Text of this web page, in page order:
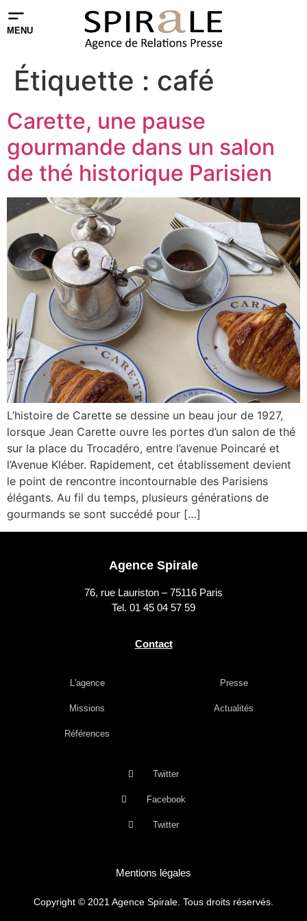
MENU
Étiquette : café
Carette, une pause
gourmande dans un salon
de thé historique Parisien
L’histoire de Carette se dessine un beau jour de 1927,
lorsque Jean Carette ouvre les portes d’un salon de thé
sur la place du Trocadéro, entre l’avenue Poincaré et
l’Avenue Kléber. Rapidement, cet établissement devient
le point de rencontre incontournable des Parisiens
élégants. Au fil du temps, plusieurs générations de
gourmands se sont succédé pour […]
Agence Spirale
76, rue Lauriston – 75116 Paris
Tel. 01 45 04 57 59
Contact
L'agence
Missions
Références
Presse
Actualités
Twitter
Facebook
Twitter
Mentions légales
Copyright © 2021 Agence Spirale. Tous droits réservés.